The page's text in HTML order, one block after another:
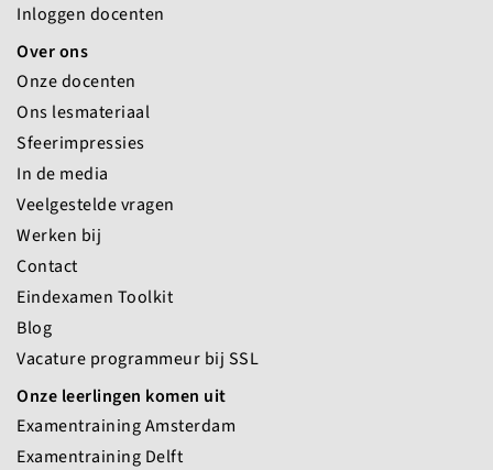
Inloggen docenten
Over ons
Onze docenten
Ons lesmateriaal
Sfeerimpressies
In de media
Veelgestelde vragen
Werken bij
Contact
Eindexamen Toolkit
Blog
Vacature programmeur bij SSL
Onze leerlingen komen uit
Examentraining Amsterdam
Examentraining Delft